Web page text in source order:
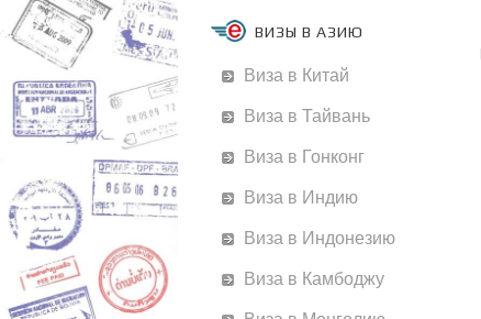
ВИЗЫ В АЗИЮ
Виза в Китай
Виза в Тайвань
Виза в Гонконг
Виза в Индию
Виза в Индонезию
Виза в Камбоджу